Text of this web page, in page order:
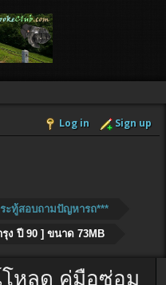
Log in Sign up
ะทู้สอบถามปัญหารถ***
ง ปี 90 ] ขนาด 73MB
หลด คู่มือซ่อม